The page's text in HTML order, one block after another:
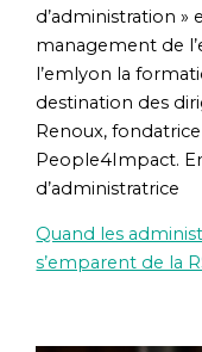
d’administration »
management de
l’emlyon la
destination des
Renoux,
People4Impact.
d’administratrice
Quand les
s’emparent de la